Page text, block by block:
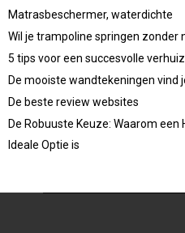
Matrasbeschermer, waterdichte
Wil je trampoline springen zonder
5 tips voor een succesvolle
De mooiste wandtekeningen vind
De beste review websites
De Robuuste Keuze: Waarom
Ideale Optie is